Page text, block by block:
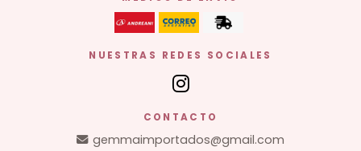
NUESTRAS REDES SOCIALES
CONTACTO
gemmaimportados@gmail.com